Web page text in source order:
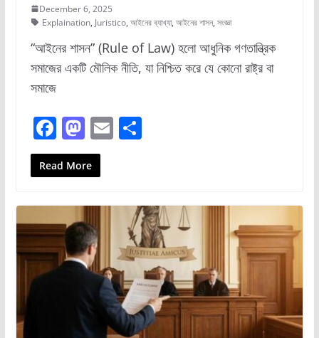
December 6, 2025
Explaination, Juristico, আইনের ব্যাখ্যা, আইনের শাসন, সংজ্ঞা
“আইনের শাসন” (Rule of Law) হলো আধুনিক গণতান্ত্রিক
সমাজের একটি মৌলিক নীতি, যা নিশ্চিত করে যে কোনো রাষ্ট্র বা
সমাজে
F
a
c
b
o
o
M
a
st
d
o
n
E S
Read More